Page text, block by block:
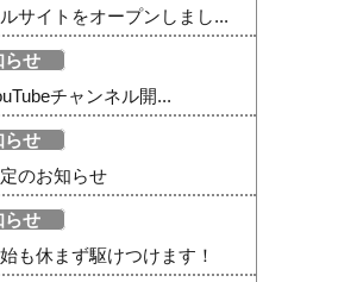
サイトをオープンしまし...
らせ
チャンネル開...
らせ
のお知らせ
らせ
も休まず駆けつけます！